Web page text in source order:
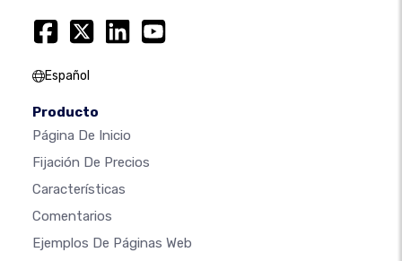
Español
Producto
Página De Inicio
Fijación De Precios
Características
Comentarios
Ejemplos De Páginas Web